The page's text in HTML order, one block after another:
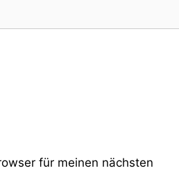
für meinen nächsten